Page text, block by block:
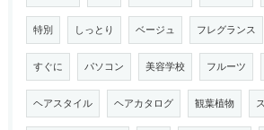
特別 しっとり ベージュ フレグランス
すぐに パソコン 美容学校 フルーツ
ヘアスタイル ヘアカタログ 観葉植物